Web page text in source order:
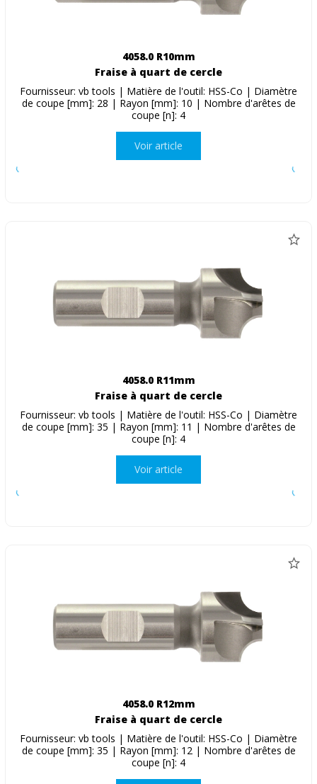
4058.0 R10mm
Fraise à quart de cercle
Fournisseur: vb tools | Matière de l'outil: HSS-Co | Diamètre
de coupe [mm]: 28 | Rayon [mm]: 10 | Nombre d'arêtes de
coupe [n]: 4
Voir article
4058.0 R11mm
Fraise à quart de cercle
Fournisseur: vb tools | Matière de l'outil: HSS-Co | Diamètre
de coupe [mm]: 35 | Rayon [mm]: 11 | Nombre d'arêtes de
coupe [n]: 4
Voir article
4058.0 R12mm
Fraise à quart de cercle
Fournisseur: vb tools | Matière de l'outil: HSS-Co | Diamètre
de coupe [mm]: 35 | Rayon [mm]: 12 | Nombre d'arêtes de
coupe [n]: 4